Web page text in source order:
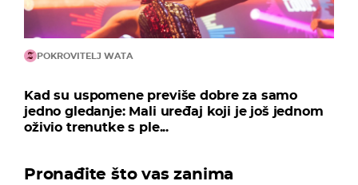
POKROVITELJ WATA
Kad su uspomene previše dobre za samo
jedno gledanje: Mali uređaj koji je još jednom
oživio trenutke s ple...
Pronađite što vas zanima